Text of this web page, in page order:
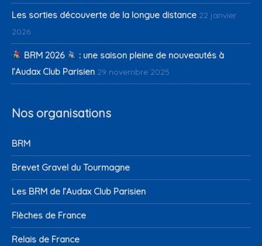
Les sorties découverte de la longue distance 22 janvier
2026
BRM 2026
: une saison pleine de nouveautés à
l’Audax Club Parisien 29 novembre 2025
Nos organisations
BRM
Brevet Gravel du Tourmagne
Les BRM de l’Audax Club Parisien
Flèches de France
Relais de France